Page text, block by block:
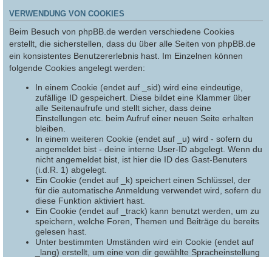
VERWENDUNG VON COOKIES
Beim Besuch von phpBB.de werden verschiedene Cookies
erstellt, die sicherstellen, dass du über alle Seiten von phpBB.de
ein konsistentes Benutzererlebnis hast. Im Einzelnen können
folgende Cookies angelegt werden:
In einem Cookie (endet auf _sid) wird eine eindeutige,
zufällige ID gespeichert. Diese bildet eine Klammer über
alle Seitenaufrufe und stellt sicher, dass deine
Einstellungen etc. beim Aufruf einer neuen Seite erhalten
bleiben.
In einem weiteren Cookie (endet auf _u) wird - sofern du
angemeldet bist - deine interne User-ID abgelegt. Wenn du
nicht angemeldet bist, ist hier die ID des Gast-Benuters
(i.d.R. 1) abgelegt.
Ein Cookie (endet auf _k) speichert einen Schlüssel, der
für die automatische Anmeldung verwendet wird, sofern du
diese Funktion aktiviert hast.
Ein Cookie (endet auf _track) kann benutzt werden, um zu
speichern, welche Foren, Themen und Beiträge du bereits
gelesen hast.
Unter bestimmten Umständen wird ein Cookie (endet auf
_lang) erstellt, um eine von dir gewählte Spracheinstellung